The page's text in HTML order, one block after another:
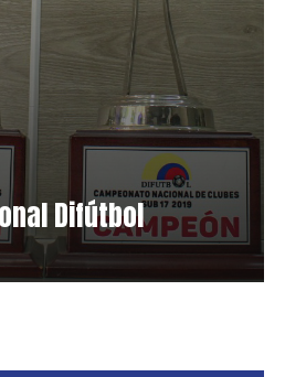
Difútbol